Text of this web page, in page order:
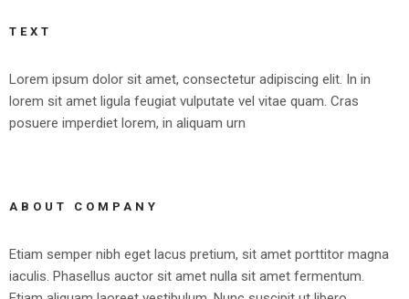
TEXT
Lorem ipsum dolor sit amet, consectetur adipiscing elit. In in
lorem sit amet ligula feugiat vulputate vel vitae quam. Cras
posuere imperdiet lorem, in aliquam urn
ABOUT COMPANY
Etiam semper nibh eget lacus pretium, sit amet porttitor magna
iaculis. Phasellus auctor sit amet nulla sit amet fermentum.